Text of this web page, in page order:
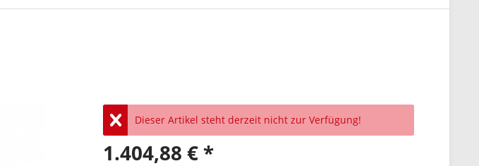
Dieser Artikel steht derzeit nicht zur Verfügung!
1.404,88 € *